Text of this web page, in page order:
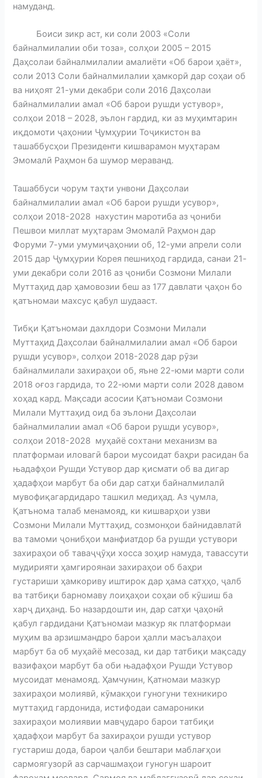
намуданд.
Боиси зикр аст, ки соли 2003 «Соли
байналмилалии оби тоза», солҳои 2005 – 2015
Даҳсолаи байналмилалии амалиёти «Об барои ҳаёт»,
соли 2013 Соли байналмилалии ҳамкорӣ дар соҳаи об
ва ниҳоят 21-уми декабри соли 2016 Даҳсолаи
байналмилалии амал «Об барои рушди устувор»,
солҳои 2018 – 2028, эълон гардид, ки аз муҳимтарин
иқдомоти ҷаҳонии Ҷумҳурии Тоҷикистон ва
ташаббусҳои Президенти кишварамон муҳтарам
Эмомалӣ Раҳмон ба шумор мераванд.
Ташаббуси чорум таҳти унвони Даҳсолаи
байналмилалии амал «Об барои рушди усувор»,
солҳои 2018-2028 нахустин маротиба аз ҷониби
Пешвои миллат муҳтарам Эмомалӣ Раҳмон дар
Форуми 7-уми умумиҷаҳонии об, 12-уми апрели соли
2015 дар Ҷумҳурии Корея пешниҳод гардида, санаи 21-
уми декабри соли 2016 аз ҷониби Созмони Милали
Муттаҳид дар ҳамовозии беш аз 177 давлати ҷаҳон бо
қатъномаи махсус қабул шудааст.
Тибқи Қатъномаи дахлдори Созмони Милали
Муттаҳид Даҳсолаи байналмилалии амал «Об барои
рушди усувор», солҳои 2018-2028 дар рӯзи
байналмилали захираҳои об, яъне 22-юми марти соли
2018 оғоз гардида, то 22-юми марти соли 2028 давом
хоҳад кард. Мақсади асосии Қатъномаи Созмони
Милали Муттаҳид оид ба эълони Даҳсолаи
байналмилалии амал «Об барои рушди усувор»,
солҳои 2018-2028 муҳайё сохтани механизм ва
платформаи иловагӣ барои мусоидат баҳри расидан ба
њадафҳои Рушди Устувор дар қисмати об ва дигар
ҳадафҳои марбут ба оби дар сатҳи байналмилалӣ
мувофиқагардидаро ташкил медиҳад. Аз ҷумла,
Қатънома талаб менамояд, ки кишварҳои узви
Созмони Милали Муттаҳид, созмонҳои байнидавлатӣ
ва тамоми ҷонибҳои манфиатдор ба рушди устувори
захираҳои об таваҷҷӯҳи хосса зоҳир намуда, тавассути
мудирияти ҳамгироянаи захираҳои об баҳри
густариши ҳамкориву иштирок дар ҳама сатҳҳо, ҷалб
ва татбиқи барномаву лоиҳаҳои соҳаи об кӯшиш ба
харҷ диҳанд. Бо назардошти ин, дар сатҳи ҷаҳонӣ
қабул гардидани Қатъномаи мазкур як платформаи
муҳим ва арзишмандро барои ҳалли масъалаҳои
марбут ба об муҳайё месозад, ки дар татбиқи мақсаду
вазифаҳои марбут ба оби њадафҳои Рушди Устувор
мусоидат менамояд. Ҳамчунин, Қатномаи мазкур
захираҳои молиявӣ, кӯмакҳои гуногуни техникиро
муттаҳид гардонида, истифодаи самароники
захираҳои молиявии мавҷударо барои татбиқи
ҳадафҳои марбут ба захираҳои рушди устувор
густариш дода, барои ҷалби бештари маблағҳои
сармоягузорӣ аз сарчашмаҳои гуногун шароит